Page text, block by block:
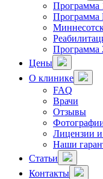
Программа
Программа
Программа
Цены
О клинике
FAQ
Врачи
Отзывы
Лицензии
Наши
Статьи
Контакты